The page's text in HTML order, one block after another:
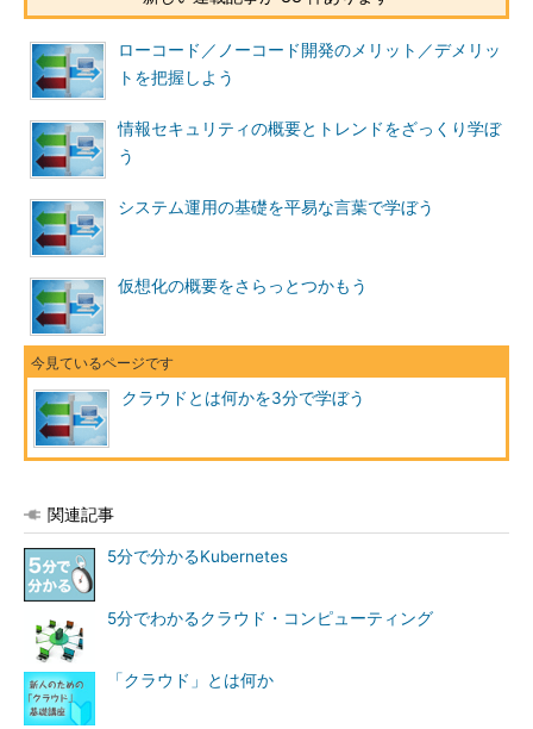
ローコード／ノーコード開発のメリット／デメリッ
トを把握しよう
情報セキュリティの概要とトレンドをざっくり学ぼ
う
システム運用の基礎を平易な言葉で学ぼう
仮想化の概要をさらっとつかもう
クラウドとは何かを3分で学ぼう
関連記事
5分で分かるKubernetes
5分でわかるクラウド・コンピューティング
「クラウド」とは何か